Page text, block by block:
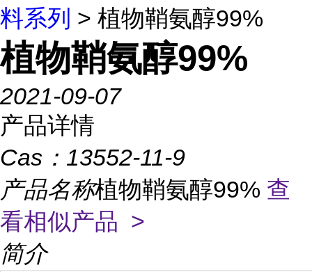
料系列 > 植物鞘氨醇99%
植物鞘氨醇99%
2021-09-07
产品详情
Cas： 13552-11-9
产品名称植物鞘氨醇99% 查
看相似产品 >
简介